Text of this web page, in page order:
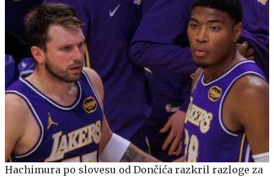
Hachimura po slovesu od Dončića razkril razloge za